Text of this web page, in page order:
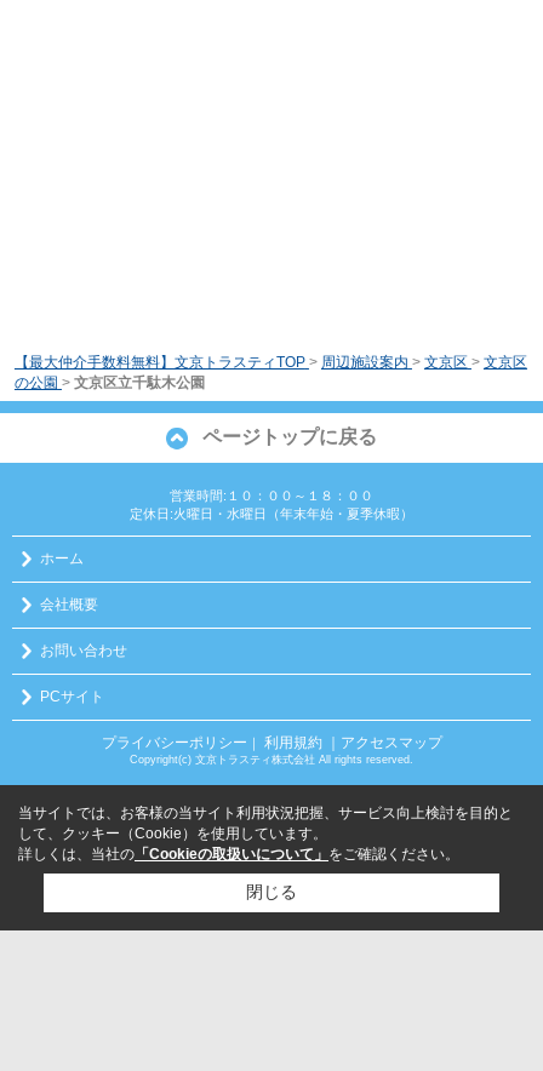
【最大仲介手数料無料】文京トラスティTOP > 周辺施設案内 > 文京区 > 文京区
の公園 > 文京区立千駄木公園
ページトップに戻る
営業時間:１０：００～１８：００
定休日:火曜日・水曜日（年末年始・夏季休暇）
ホーム
会社概要
お問い合わせ
PCサイト
プライバシーポリシー ｜ 利用規約 ｜アクセスマップ
Copyright(c) 文京トラスティ株式会社 All rights reserved.
当サイトでは、お客様の当サイト利用状況把握、サービス向上検討を目的と
して、クッキー（Cookie）を使用しています。
詳しくは、当社の 「Cookieの取扱いについて」 をご確認ください。
閉じる